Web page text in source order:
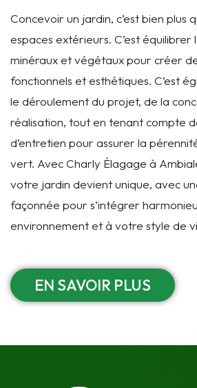
Concevoir un jardin, c’est bien plus
espaces extérieurs. C’est équilibrer
minéraux et végétaux pour créer
fonctionnels et esthétiques. C’est
le déroulement du projet, de la
réalisation, tout en tenant compte
d’entretien pour assurer la
vert. Avec Charly Élagage à
votre jardin devient unique, avec
façonnée pour s’intégrer
environnement et à votre style de
EN SAVOIR PLUS